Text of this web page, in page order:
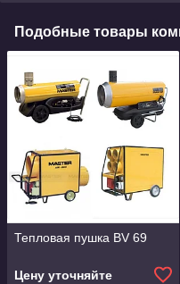
Подобные товары
Тепловая пушка BV 69
Цену уточняйте